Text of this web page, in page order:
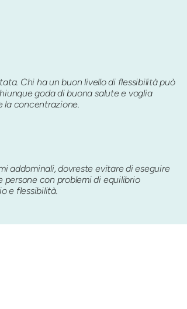
Chi ha un buon livello di flessibilità può
goda di buona salute e voglia
la concentrazione.
addominali, dovreste evitare di eseguire
con problemi di equilibrio
e flessibilità.